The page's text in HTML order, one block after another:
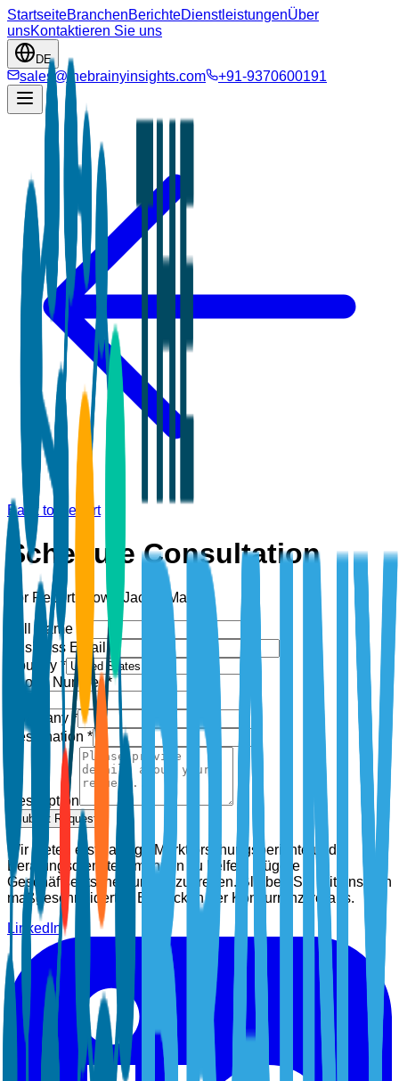
StartseiteBranchenBerichteDienstleistungenÜber
unsKontaktieren Sie uns
DE
sales@thebrainyinsights.com +91-9370600191
Back to Report
Schedule Consultation
For Report: Down Jacket Market
Full Name *
Business Email *
Country *
Phone Number *
Company *
Designation *
Description
Submit Request
Wir bieten erstklassige Marktforschungsberichte und
Beratungsdienste, um Ihnen zu helfen, klügere
Geschäftsentscheidungen zu treffen. Bleiben Sie mit unseren
maßgeschneiderten Einblicken der Konkurrenz voraus.
LinkedIn